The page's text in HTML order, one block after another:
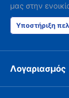
μας στην
Υποστήριξη
Λογαριασμός